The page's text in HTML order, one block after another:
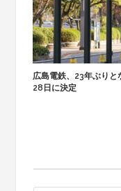
広島電鉄、23年ぶり
28日に決定